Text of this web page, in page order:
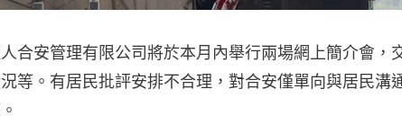
合安管理有限公司將於本月內舉行兩場網上簡介會，
等。有居民批評安排不合理，對合安僅單向與居民溝